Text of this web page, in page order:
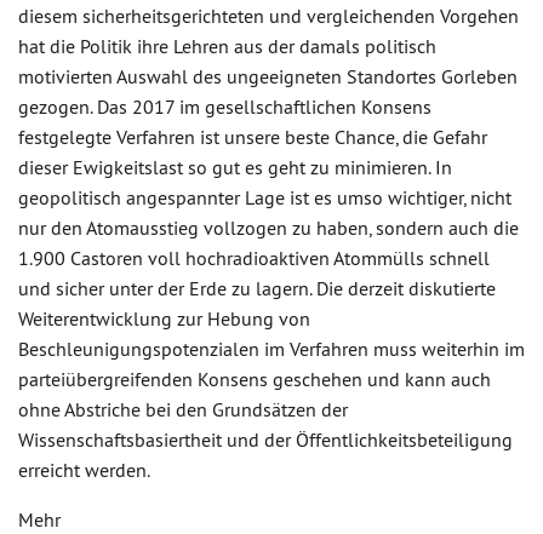
diesem sicherheitsgerichteten und vergleichenden Vorgehen
hat die Politik ihre Lehren aus der damals politisch
motivierten Auswahl des ungeeigneten Standortes Gorleben
gezogen. Das 2017 im gesellschaftlichen Konsens
festgelegte Verfahren ist unsere beste Chance, die Gefahr
dieser Ewigkeitslast so gut es geht zu minimieren. In
geopolitisch angespannter Lage ist es umso wichtiger, nicht
nur den Atomausstieg vollzogen zu haben, sondern auch die
1.900 Castoren voll hochradioaktiven Atommülls schnell
und sicher unter der Erde zu lagern. Die derzeit diskutierte
Weiterentwicklung zur Hebung von
Beschleunigungspotenzialen im Verfahren muss weiterhin im
parteiübergreifenden Konsens geschehen und kann auch
ohne Abstriche bei den Grundsätzen der
Wissenschaftsbasiertheit und der Öffentlichkeitsbeteiligung
erreicht werden.
Mehr